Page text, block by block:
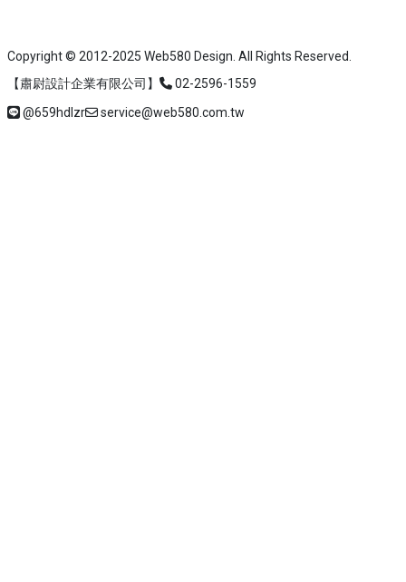
Copyright © 2012-2025 Web580 Design. All Rights Reserved.
【肅尉設計企業有限公司】
02-2596-1559
@659hdlzr
service@web580.com.tw